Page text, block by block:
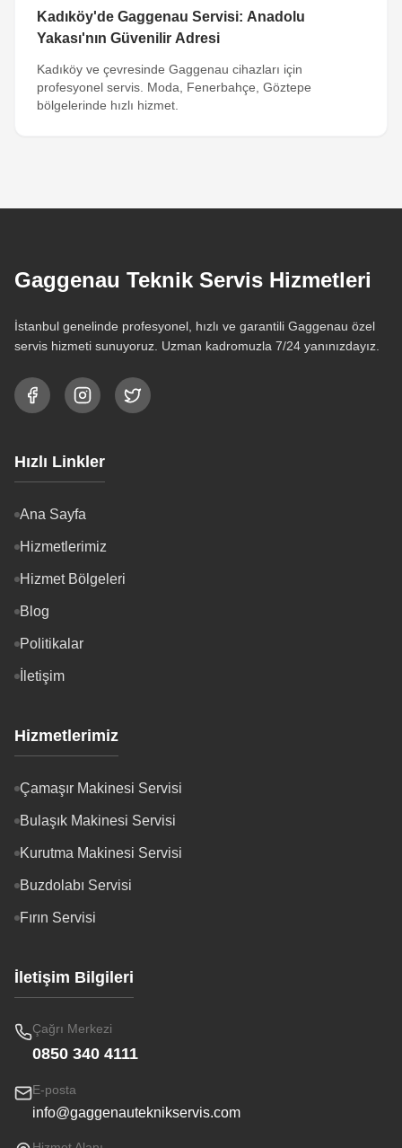
Kadıköy'de Gaggenau Servisi: Anadolu
Yakası'nın Güvenilir Adresi
Kadıköy ve çevresinde Gaggenau cihazları için
profesyonel servis. Moda, Fenerbahçe, Göztepe
bölgelerinde hızlı hizmet.
Gaggenau Teknik Servis Hizmetleri
İstanbul genelinde profesyonel, hızlı ve garantili Gaggenau özel
servis hizmeti sunuyoruz. Uzman kadromuzla 7/24 yanınızdayız.
Hızlı Linkler
Ana Sayfa
Hizmetlerimiz
Hizmet Bölgeleri
Blog
Politikalar
İletişim
Hizmetlerimiz
Çamaşır Makinesi Servisi
Bulaşık Makinesi Servisi
Kurutma Makinesi Servisi
Buzdolabı Servisi
Fırın Servisi
İletişim Bilgileri
Çağrı Merkezi
0850 340 4111
E-posta
info@gaggenauteknikservis.com